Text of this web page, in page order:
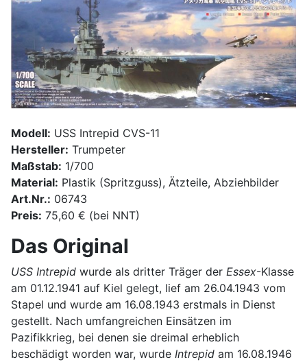
Modell: USS Intrepid CVS-11
Hersteller: Trumpeter
Maßstab: 1/700
Material: Plastik (Spritzguss), Ätzteile, Abziehbilder
Art.Nr.: 06743
Preis: 75,60 € (bei NNT)
Das Original
USS Intrepid wurde als dritter Träger der Essex-Klasse
am 01.12.1941 auf Kiel gelegt, lief am 26.04.1943 vom
Stapel und wurde am 16.08.1943 erstmals in Dienst
gestellt. Nach umfangreichen Einsätzen im
Pazifikkrieg, bei denen sie dreimal erheblich
beschädigt worden war, wurde Intrepid am 16.08.1946